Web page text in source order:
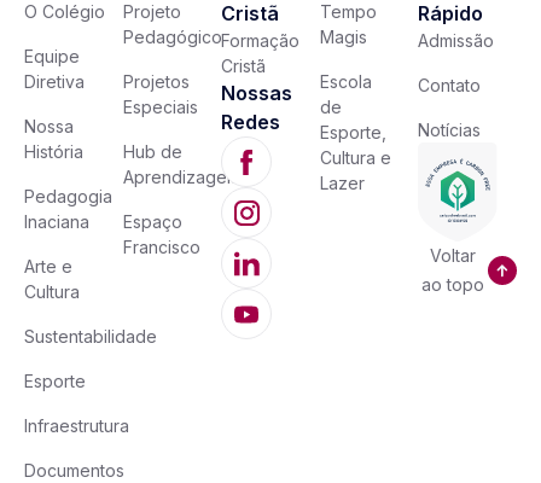
O Colégio
Equipe
Diretiva
Nossa
História
Pedagogia
Inaciana
Arte e
Cultura
Sustentabilidade
Esporte
Infraestrutura
Documentos
Projeto
Pedagógico
Projetos
Especiais
Hub de
Aprendizagem
Espaço
Francisco
Cristã
Formação
Cristã
Nossas
Redes
Tempo
Magis
Escola
de
Esporte,
Cultura e
Lazer
Rápido
Admissão
Contato
Notícias
Voltar
ao topo